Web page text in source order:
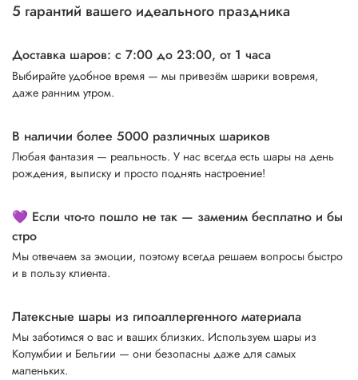
5 гарантий вашего идеального праздника
Доставка шаров: с 7:00 до 23:00, от 1 часа
Выбирайте удобное время — мы привезём шарики вовремя,
даже ранним утром.
В наличии более 5000 различных шариков
Любая фантазия — реальность. У нас всегда есть шары на день
рождения, выписку и просто поднять настроение!
💜 Если что-то пошло не так — заменим бесплатно и бы
стро
Мы отвечаем за эмоции, поэтому всегда решаем вопросы быстро
и в пользу клиента.
Латексные шары из гипоаллергенного материала
Мы заботимся о вас и ваших близких. Используем шары из
Колумбии и Бельгии — они безопасны даже для самых
маленьких.